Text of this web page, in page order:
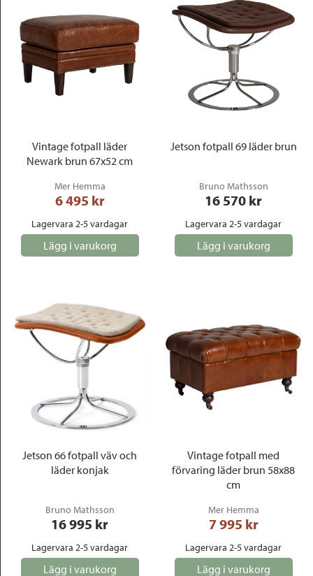
Vintage fotpall läder
Newark brun 67x52 cm
Mer Hemma
6 495 kr
Lagervara 2-5 vardagar
Lägg i varukorg
Jetson fotpall 69 läder brun
Bruno Mathsson
16 570 kr
Lagervara 2-5 vardagar
Lägg i varukorg
Jetson 66 fotpall väv och
läder konjak
Bruno Mathsson
16 995 kr
Lagervara 2-5 vardagar
Lägg i varukorg
Vintage fotpall med
förvaring läder brun 58x88
cm
Mer Hemma
7 995 kr
Lagervara 2-5 vardagar
Lägg i varukorg